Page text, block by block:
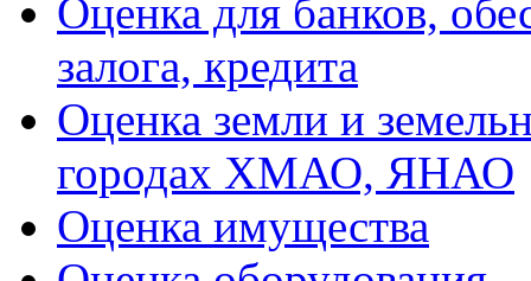
Оценка для банков,
залога, кредита
Оценка земли и
городах ХМАО, ЯНАО
Оценка имущества